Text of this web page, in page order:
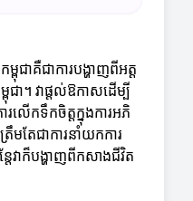
ម្ពុជាគឺជាការបង្ហាញពីអត្ត
ា។ វាផ្តល់ឱកាសដើម្បី
លើកទឹកចិត្តក្នុងការអភិ
រឹមតែជាការនាំយកការ
វាក៏បង្ហាញពីកសាងជីវិត